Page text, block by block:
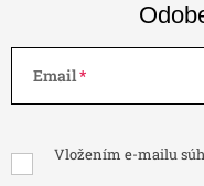
Email
Vložením e-mailu